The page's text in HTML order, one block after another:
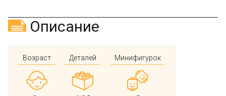
Описание
Возраст Деталей Минифигурок